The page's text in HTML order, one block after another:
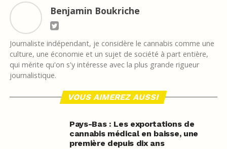
Benjamin Boukriche
Journaliste indépendant, je considère le cannabis comme une
culture, une économie et un sujet de société à part entière,
qui mérite qu'on s'y intéresse avec la plus grande rigueur
journalistique.
VOUS AIMEREZ AUSSI
Pays-Bas : Les exportations de
cannabis médical en baisse, une
première depuis dix ans